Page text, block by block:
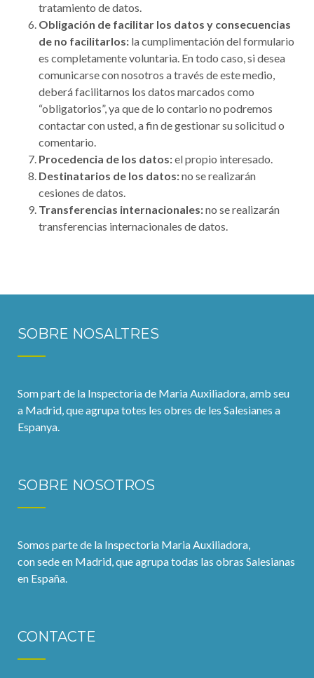
tratamiento de datos.
Obligación de facilitar los datos y consecuencias
de no facilitarlos: la cumplimentación del formulario
es completamente voluntaria. En todo caso, si desea
comunicarse con nosotros a través de este medio,
deberá facilitarnos los datos marcados como
“obligatorios”, ya que de lo contario no podremos
contactar con usted, a fin de gestionar su solicitud o
comentario.
Procedencia de los datos:el propio interesado.
Destinatarios de los datos:no se realizarán
cesiones de datos.
Transferencias internacionales:no se realizarán
transferencias internacionales de datos.
SOBRE NOSALTRES
Som part de la Inspectoria de Maria Auxiliadora, amb seu
a Madrid, que agrupa totes les obres de les Salesianes a
Espanya.
SOBRE NOSOTROS
Somos parte de la Inspectoria Maria Auxiliadora,
con sede en Madrid, que agrupa todas las obras Salesianas
en España.
CONTACTE